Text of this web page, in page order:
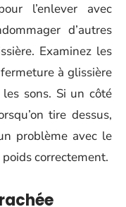
l’enlever avec
d’autres
Examinez les
à glissière
sons. Si un côté
tire dessus,
problème avec le
correctement.